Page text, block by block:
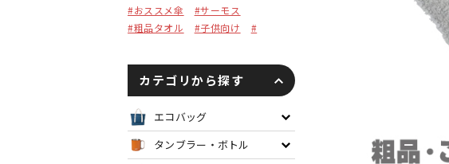
ペン・筆記用具 傘・レイングッズ
生活雑貨・便利グッズ
衛生用品特集
カタログギフト
#おススメ傘
#サーモス
#粗品タオル
#子供向け #
カテゴリから探す
エコバッグ
タンブラー・ボトル